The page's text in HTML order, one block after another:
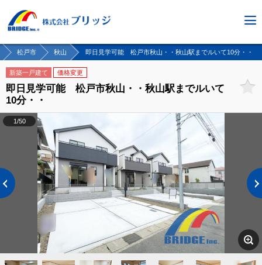
松戸市 秋山 即日見学可能 松戸市秋山・・秋山駅までルいて10分・・
新築一戸建て 価格変更
即日見学可能 松戸市秋山・・秋山駅までルいて
10分・・
1/50